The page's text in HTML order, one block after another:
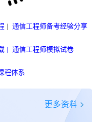
|通信工程师备考经验分享
|通信工程师模拟试卷
程体系
更多资料